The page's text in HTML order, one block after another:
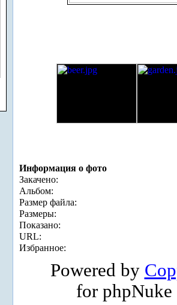
Информация о фото
Закачено:
Альбом:
Размер файла:
Размеры:
Показано:
URL:
Избранное:
Powered by
for